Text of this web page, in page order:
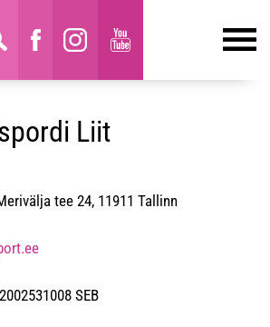
Liit
tee 24, 11911 Tallinn
SEB